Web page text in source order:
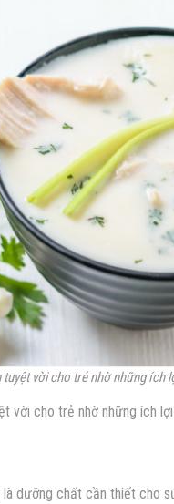
vời cho trẻ nhờ những ích
vời cho trẻ nhờ những ích
dưỡng chất cần thiết cho